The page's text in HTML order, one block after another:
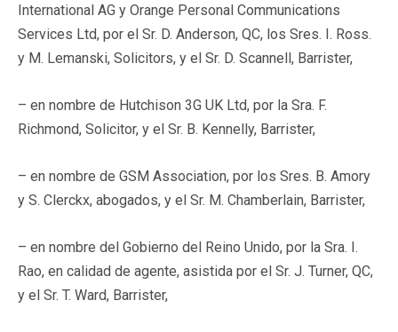
International AG y Orange Personal Communications
Services Ltd, por el Sr. D. Anderson, QC, los Sres. I. Ross.
y M. Lemanski, Solicitors, y el Sr. D. Scannell, Barrister,
– en nombre de Hutchison 3G UK Ltd, por la Sra. F.
Richmond, Solicitor, y el Sr. B. Kennelly, Barrister,
– en nombre de GSM Association, por los Sres. B. Amory
y S. Clerckx, abogados, y el Sr. M. Chamberlain, Barrister,
– en nombre del Gobierno del Reino Unido, por la Sra. I.
Rao, en calidad de agente, asistida por el Sr. J. Turner, QC,
y el Sr. T. Ward, Barrister,